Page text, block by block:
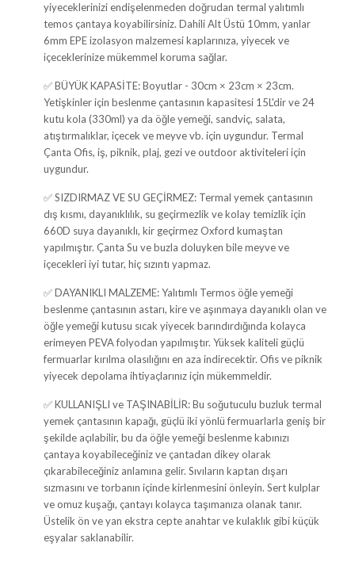
yiyeceklerinizi endişelenmeden doğrudan termal yalıtımlı
temos çantaya koyabilirsiniz. Dahili Alt Üstü 10mm, yanlar
6mm EPE izolasyon malzemesi kaplarınıza, yiyecek ve
içeceklerinize mükemmel koruma sağlar.
✅ BÜYÜK KAPASİTE: Boyutlar - 30cm × 23cm × 23cm.
Yetişkinler için beslenme çantasının kapasitesi 15L'dir ve 24
kutu kola (330ml) ya da öğle yemeği, sandviç, salata,
atıştırmalıklar, içecek ve meyve vb. için uygundur. Termal
Çanta Ofis, iş, piknik, plaj, gezi ve outdoor aktiviteleri için
uygundur.
✅ SIZDIRMAZ VE SU GEÇİRMEZ: Termal yemek çantasının
dış kısmı, dayanıklılık, su geçirmezlik ve kolay temizlik için
660D suya dayanıklı, kir geçirmez Oxford kumaştan
yapılmıştır. Çanta Su ve buzla doluyken bile meyve ve
içecekleri iyi tutar, hiç sızıntı yapmaz.
✅ DAYANIKLI MALZEME: Yalıtımlı Termos öğle yemeği
beslenme çantasının astarı, kire ve aşınmaya dayanıklı olan ve
öğle yemeği kutusu sıcak yiyecek barındırdığında kolayca
erimeyen PEVA folyodan yapılmıştır. Yüksek kaliteli güçlü
fermuarlar kırılma olasılığını en aza indirecektir. Ofis ve piknik
yiyecek depolama ihtiyaçlarınız için mükemmeldir.
✅ KULLANIŞLI ve TAŞINABİLİR: Bu soğutuculu buzluk termal
yemek çantasının kapağı, güçlü iki yönlü fermuarlarla geniş bir
şekilde açılabilir, bu da öğle yemeği beslenme kabınızı
çantaya koyabileceğiniz ve çantadan dikey olarak
çıkarabileceğiniz anlamına gelir. Sıvıların kaptan dışarı
sızmasını ve torbanın içinde kirlenmesini önleyin. Sert kulplar
ve omuz kuşağı, çantayı kolayca taşımanıza olanak tanır.
Üstelik ön ve yan ekstra cepte anahtar ve kulaklık gibi küçük
eşyalar saklanabilir.